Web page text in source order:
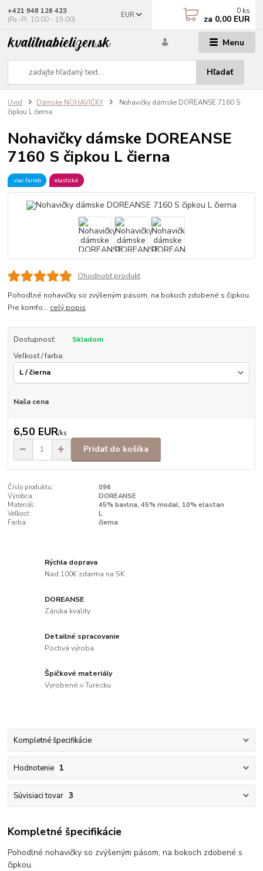
Menu
EUR
Hľadať
+421 948 126 423
(Po.-Pi. 10.00 - 15.00)
0 ks
za 0,00 EUR
Úvod Dámske NOHAVIČKY
Nohavičky dámske DOREANSE 7160 S
čipkou L čierna
Nohavičky dámske DOREANSE
7160 S čipkou L čierna
viac farieb elastické
Ohodnotiť produkt
Pohodlné nohavičky so zvýšeným pásom, na bokoch zdobené s čipkou.
Pre komfo... celý popis
Dostupnosť:
Skladom
Veľkosť / farba:
Naša cena
6,50 EUR/ks
Pridať do košíka
Číslo produktu:
096
Výrobca:
DOREANSE
Materiál:
45% bavlna, 45% modal, 10% elastan
Veľkosť:
L
Farba:
čierna
Rýchla doprava
Nad 100€ zdarma na SK
DOREANSE
Záruka kvality
Detailné spracovanie
Poctivá výroba
Špičkové materiály
Vyrobené v Turecku
Kompletné špecifikácie
Hodnotenie 1
Súvisiaci tovar 3
Kompletné špecifikácie
Pohodlné nohavičky so zvýšeným pásom, na bokoch zdobené s
čipkou.